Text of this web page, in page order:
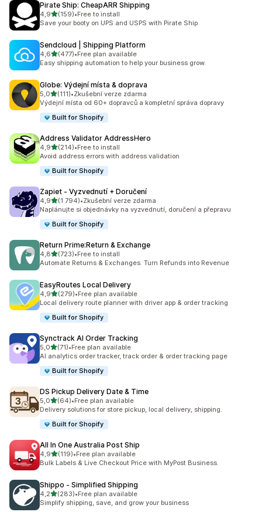
Pirate Ship: CheapARR Shipping
4,9z 5 hvězd
(159)
Celkový počet recenzí: 159
•Free to install
Save your booty on UPS and USPS with Pirate Ship
Sendcloud | Shipping Platform
4,6z 5 hvězd
(477)
Celkový počet recenzí: 477
•Free plan available
Easy shipping automation to help your business grow.
Globe: Výdejní místa & doprava
5,0z 5 hvězd
(111)
Celkový počet recenzí: 111
•Zkušební verze zdarma
Výdejní místa od 60+ dopravců a kompletní správa dopravy
Built for Shopify
Address Validator AddressHero
4,9z 5 hvězd
(214)
Celkový počet recenzí: 214
•Free to install
Avoid address errors with address validation
Built for Shopify
Zapiet ‑ Vyzvednutí + Doručení
4,9z 5 hvězd
(1 794)
Celkový počet recenzí: 1794
•Zkušební verze zdarma
Naplánujte si objednávky na vyzvednutí, doručení a přepravu
Built for Shopify
Return Prime:Return & Exchange
4,8z 5 hvězd
(723)
Celkový počet recenzí: 723
•Free to install
Automate Returns & Exchanges. Turn Refunds into Revenue
EasyRoutes Local Delivery
4,9z 5 hvězd
(279)
Celkový počet recenzí: 279
•Free plan available
Local delivery route planner with driver app & order tracking
Built for Shopify
Synctrack AI Order Tracking
5,0z 5 hvězd
(71)
Celkový počet recenzí: 71
•Free plan available
AI analytics order tracker, track order & order tracking page
Built for Shopify
DS Pickup Delivery Date & Time
5,0z 5 hvězd
(64)
Celkový počet recenzí: 64
•Free plan available
Delivery solutions for store pickup, local delivery, shipping.
Built for Shopify
All In One Australia Post Ship
4,9z 5 hvězd
(119)
Celkový počet recenzí: 119
•Free plan available
Bulk Labels & Live Checkout Price with MyPost Business.
Shippo ‑ Simplified Shipping
4,2z 5 hvězd
(283)
Celkový počet recenzí: 283
•Free plan available
Simplify shipping, save, and grow your business